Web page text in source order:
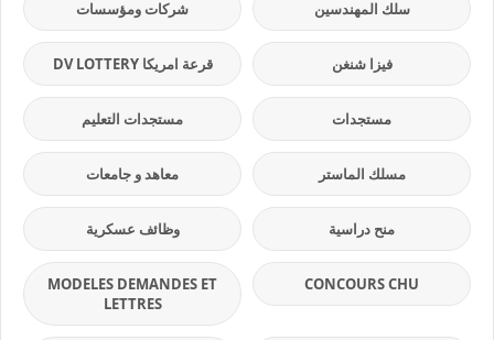
سلك المهندسين شركات ومؤسسات
فيزا شنغن قرعة امريكا DV LOTTERY
مستجدات مستجدات التعليم
مسلك الماستر معاهد و جامعات
منح دراسية وظائف عسكرية
CONCOURS CHU
MODELES DEMANDES ET
LETTRES